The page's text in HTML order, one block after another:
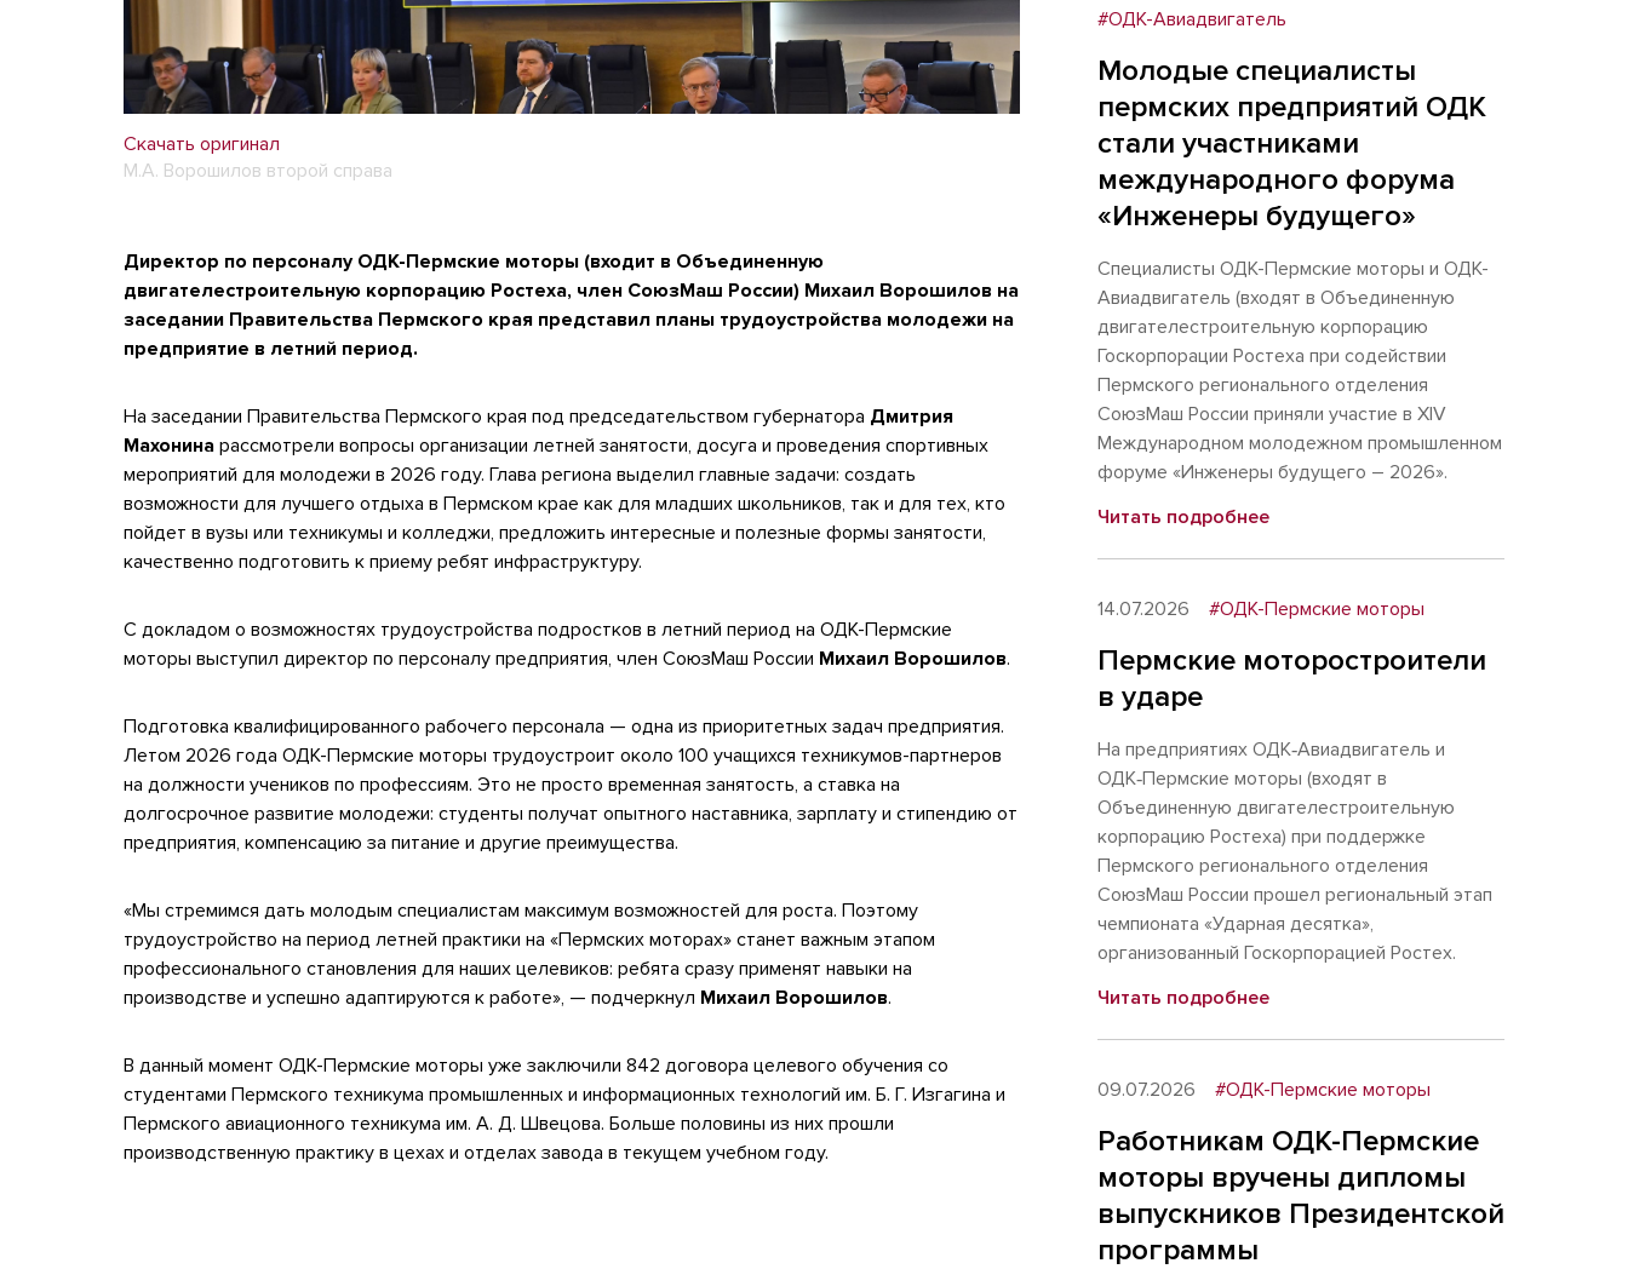
Скачать оригинал
М.А. Ворошилов второй справа
Директор по персоналу ОДК-Пермские моторы (входит в Объединенную
двигателестроительную корпорацию Ростеха, член СоюзМаш России) Михаил Ворошилов на
заседании Правительства Пермского края представил планы трудоустройства молодежи на
предприятие в летний период.
На заседании Правительства Пермского края под председательством губернатора Дмитрия
Махонина рассмотрели вопросы организации летней занятости, досуга и проведения спортивных
мероприятий для молодежи в 2026 году. Глава региона выделил главные задачи: создать
возможности для лучшего отдыха в Пермском крае как для младших школьников, так и для тех, кто
пойдет в вузы или техникумы и колледжи, предложить интересные и полезные формы занятости,
качественно подготовить к приему ребят инфраструктуру.
С докладом о возможностях трудоустройства подростков в летний период на ОДК-Пермские
моторы выступил директор по персоналу предприятия, член СоюзМаш России Михаил Ворошилов.
Подготовка квалифицированного рабочего персонала — одна из приоритетных задач предприятия.
Летом 2026 года ОДК-Пермские моторы трудоустроит около 100 учащихся техникумов-партнеров
на должности учеников по профессиям. Это не просто временная занятость, а ставка на
долгосрочное развитие молодежи: студенты получат опытного наставника, зарплату и стипендию от
предприятия, компенсацию за питание и другие преимущества.
«Мы стремимся дать молодым специалистам максимум возможностей для роста. Поэтому
трудоустройство на период летней практики на «Пермских моторах» станет важным этапом
профессионального становления для наших целевиков: ребята сразу применят навыки на
производстве и успешно адаптируются к работе», — подчеркнул Михаил Ворошилов.
В данный момент ОДК-Пермские моторы уже заключили 842 договора целевого обучения со
студентами Пермского техникума промышленных и информационных технологий им. Б. Г. Изгагина и
Пермского авиационного техникума им. А. Д. Швецова. Больше половины из них прошли
производственную практику в цехах и отделах завода в текущем учебном году.
#ОДК-Авиадвигатель
Молодые специалисты
пермских предприятий ОДК
стали участниками
международного форума
«Инженеры будущего»
Специалисты ОДК-Пермские моторы и ОДК-
Авиадвигатель (входят в Объединенную
двигателестроительную корпорацию
Госкорпорации Ростеха при содействии
Пермского регионального отделения
СоюзМаш России приняли участие в XIV
Международном молодежном промышленном
форуме «Инженеры будущего – 2026».
Читать подробнее
14.07.2026 #ОДК-Пермские моторы
Пермские моторостроители
в ударе
На предприятиях ОДК‑Авиадвигатель и
ОДК‑Пермские моторы (входят в
Объединенную двигателестроительную
корпорацию Ростеха) при поддержке
Пермского регионального отделения
СоюзМаш России прошел региональный этап
чемпионата «Ударная десятка»,
организованный Госкорпорацией Ростех.
Читать подробнее
09.07.2026 #ОДК-Пермские моторы
Работникам ОДК-Пермские
моторы вручены дипломы
выпускников Президентской
программы